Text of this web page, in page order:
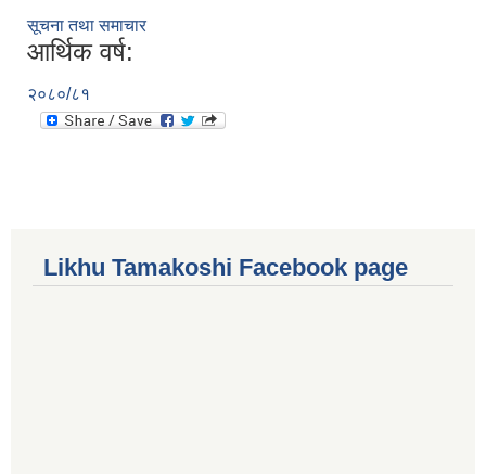
सूचना तथा समाचार
आर्थिक वर्ष:
२०८०/८१
Likhu Tamakoshi Facebook page